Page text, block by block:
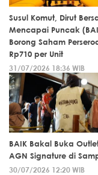
Susul Komut, Dirut
Mencapai Puncak
Borong Saham
Rp710 per Unit
31/07/2026 18:36 WIB
BAIK Bakal Buka
AGN Signature di
30/07/2026 12:20 WIB